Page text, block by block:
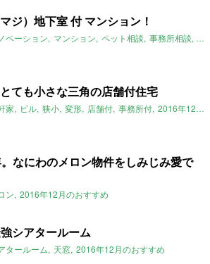
ジ）地下室 付 マンション！
ベーション マンション ペット相談 事務所相談 地
ても小さな三角の店舗付住宅
家 ビル 狭小 変形 店舗付 事務所付 2016年12月のおすすめ
なにわのメロン物件をしみじみ愛で
ン 2016年12月のおすすめ
シアタールーム
タールーム 天窓 2016年12月のおすすめ